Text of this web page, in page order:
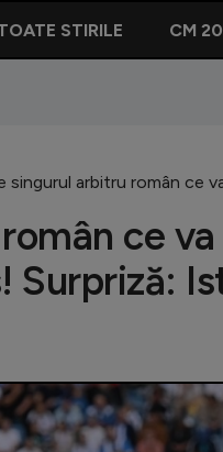
STIRILE CM
singurul arbitru român ce
ce
Surpriză: